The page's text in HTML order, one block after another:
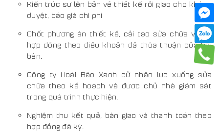
Kiến trúc sư lên bản vẽ thiết kế rồi giao cho khách
duyệt, báo giá chi phí
Chốt phương án thiết kế, cải tạo sửa chữa và ký
hợp đồng theo điều khoản đã thỏa thuận của hai
bên.
Công ty Hoài Bão Xanh cử nhân lực xuống sửa
chữa theo kế hoạch và được chủ nhà giám sát
trong quá trình thực hiện.
Nghiệm thu kết quả, bàn giao và thanh toán theo
hợp đồng đã ký.